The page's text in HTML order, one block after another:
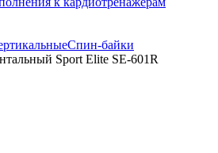
Спин-байки
Sport Elite SE-601R